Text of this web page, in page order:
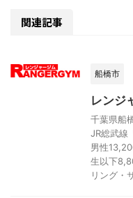
関連記事
船橋市
レンジ
千葉県船
JR総武線
男性
生以下
リング・